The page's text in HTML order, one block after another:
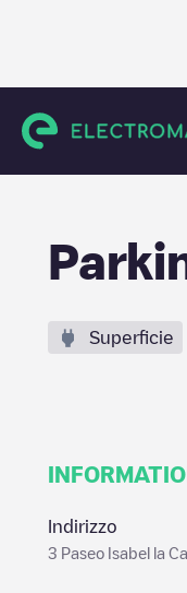
Charging stations
Superficie
Indirizzo
3 Paseo Isabel la